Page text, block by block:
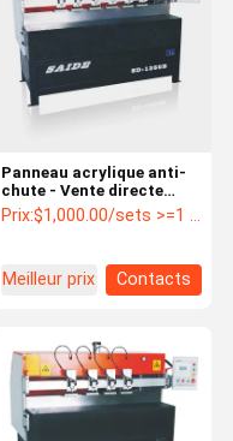
Panneau acrylique anti-
chute - Vente directe
d'usine SD-1350B
Machine à polir au
Prix:$1,000.00/sets >=1 sets
Meilleur prix Contacts